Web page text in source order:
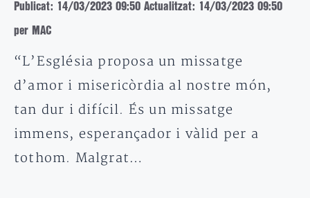
Publicat: 14/03/2023 09:50 Actualitzat: 14/03/2023 09:50
per MAC
“L’Església proposa un missatge
d’amor i misericòrdia al nostre món,
tan dur i difícil. És un missatge
immens, esperançador i vàlid per a
tothom. Malgrat…